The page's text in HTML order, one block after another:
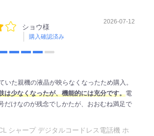
ショウ様
購入確認済み
2026-07-12
いた親機の液晶が映らなくなったため購入。
は少なくなったが、機能的には充分です。電
だけなのが残念でしかたが、おおむね満足で
シャープ デジタルコードレス電話機 ホ